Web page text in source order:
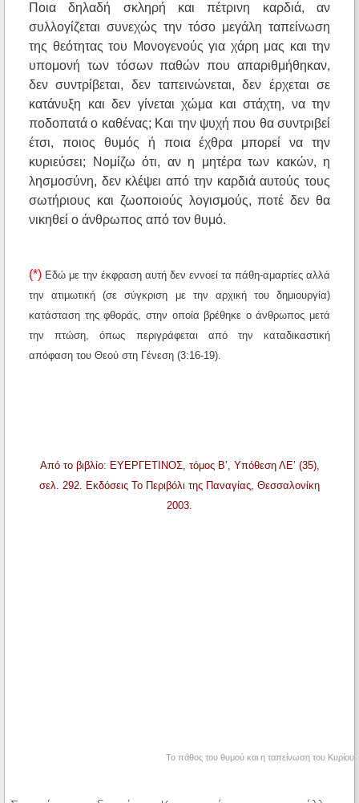
Ποια δηλαδή σκληρή και πέτρινη καρδιά, αν
συλλογίζεται συνεχώς την τόσο μεγάλη ταπείνωση
της θεότητας του Μονογενούς για χάρη μας και την
υπομονή των τόσων παθών που απαριθμήθηκαν,
δεν συντρίβεται, δεν ταπεινώνεται, δεν έρχεται σε
κατάνυξη και δεν γίνεται χώμα και στάχτη, να την
ποδοπατά ο καθένας; Και την ψυχή που θα συντριβεί
έτσι, ποιος θυμός ή ποια έχθρα μπορεί να την
κυριεύσει; Νομίζω ότι, αν η μητέρα των κακών, η
λησμοσύνη, δεν κλέψει από την καρδιά αυτούς τους
σωτήριους και ζωοποιούς λογισμούς, ποτέ δεν θα
νικηθεί ο άνθρωπος από τον θυμό.
(*) Εδώ με την έκφραση αυτή δεν εννοεί τα πάθη-αμαρτίες αλλά
την ατιμωτική (σε σύγκριση με την αρχική του δημιουργία)
κατάσταση της φθοράς, στην οποία βρέθηκε ο άνθρωπος μετά
την πτώση, όπως περιγράφεται από την καταδικαστική
απόφαση του Θεού στη Γένεση (3:16-19).
Από το βιβλίο: ΕΥΕΡΓΕΤΙΝΟΣ, τόμος Β’, Υπόθεση ΛΕ’ (35),
σελ. 292. Εκδόσεις Το Περιβόλι της Παναγίας, Θεσσαλονίκη
2003.
Το πάθος του θυμού και η ταπείνωση του Κυρίου